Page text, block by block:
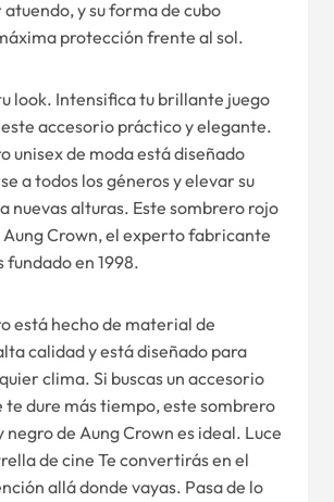
y su forma de cubo
protección frente al sol.
look. Intensifica tu brillante juego
accesorio práctico y elegante.
unisex de moda está diseñado
a todos los géneros y elevar su
nuevas alturas. Este sombrero rojo
Aung Crown, el experto fabricante
fundado en 1998.
está hecho de material de
calidad y está diseñado para
clima. Si buscas un accesorio
te dure más tiempo, este sombrero
negro de Aung Crown es ideal. Luce
de cine Te convertirás en el
allá donde vayas. Pasa de lo